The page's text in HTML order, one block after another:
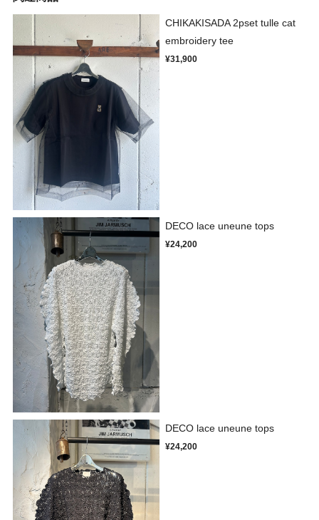
CHIKAKISADA 2pset tulle cat
embroidery tee
¥31,900
DECO lace uneune tops
¥24,200
DECO lace uneune tops
¥24,200